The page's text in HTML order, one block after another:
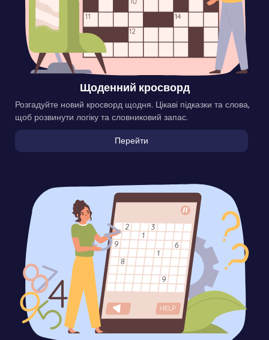
Щоденний кросворд
Розгадуйте новий кросворд щодня. Цікаві підказки та слова,
щоб розвинути логіку та словниковий запас.
Перейти